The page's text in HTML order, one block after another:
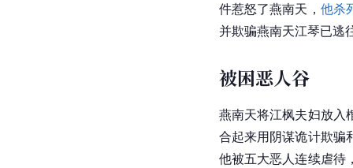
件惹怒了燕南天， 他杀
并欺骗燕南天江琴已逃
被困恶人谷
燕南天将江枫夫妇放入
合起来用阴谋诡计欺骗
他被五大恶人连续虐待